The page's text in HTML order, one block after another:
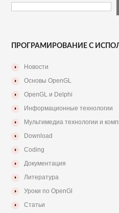
ПРОГРАМИРОВАНИЕ С
Новости
Основы OpenGL
OpenGL и Delphi
Информационные технологии
Мультимедиа технологии и
Download
Coding
Документация
Литература
Уроки по OpenGl
Статьи